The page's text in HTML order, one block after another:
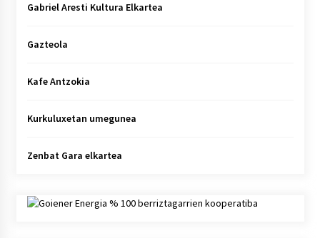
Gabriel Aresti Kultura Elkartea
Gazteola
Kafe Antzokia
Kurkuluxetan umegunea
Zenbat Gara elkartea